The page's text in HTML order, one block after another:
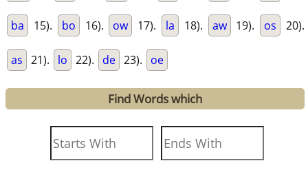
ba 15). bo 16). ow 17). la 18). aw 19). os 20).
as 21). lo 22). de 23). oe
Find Words which